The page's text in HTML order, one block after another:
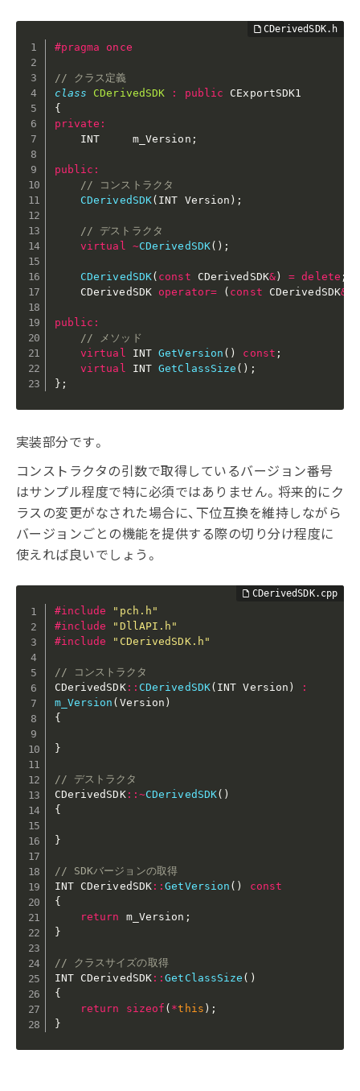
#pragma once
// クラス定義
class
CDerivedSDK : public
{
private :
    INT     m_Version
;
public :
// コンストラクタ
CDerivedSDK( INT Version ) ;
// デストラクタ
virtual
~CDerivedSDK( ) ;
CDerivedSDK( const CDerivedSDK&) = delete ;
    CDerivedSDK
operator= ( const CDerivedSDK&
public :
// メソッド
virtual
INT GetVersion ( ) const ;
virtual
INT GetClassSize ( ) ;
} ;
実装部分です。
コンストラクタの引数で取得しているバージョン番号
はサンプル程度で特に必須ではありません。将来的にク
ラスの変更がなされた場合に、下位互換を維持しながら
バージョンごとの機能を提供する際の切り分け程度に
使えれば良いでしょう。
#include
"pch.h"
#include
"DllAPI.h"
#include "CDerivedSDK.h"
// コンストラクタ
CDerivedSDK:: CDerivedSDK( INT Version )
:
m_Version ( Version )
{
}
// デストラクタ
CDerivedSDK:: ~CDerivedSDK( )
{
}
// SDKバージョンの取得
INT CDerivedSDK ::GetVersion ( )
const
{
return
m_Version ;
}
// クラスサイズの取得
INT CDerivedSDK ::GetClassSize ( )
{
return
sizeof ( *this ) ;
}